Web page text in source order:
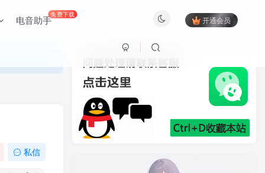
电音助手免费下载
开通会员
私信